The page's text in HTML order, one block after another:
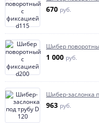
670 руб.
Шибер
1 000 руб.
Шибер-заслонка
963 руб.